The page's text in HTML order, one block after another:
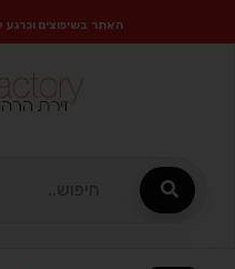
האתר בשיפוצים